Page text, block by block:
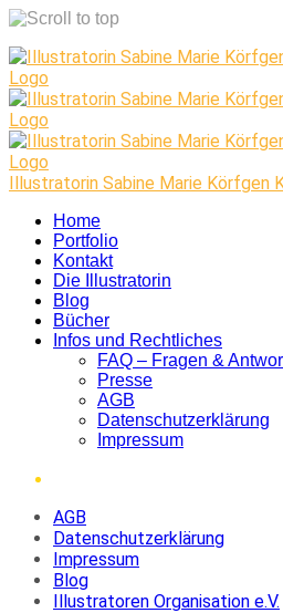
Skip
to
content
Illustratorin Sabine Marie Körfgen
Home
Portfolio
Kontakt
Die Illustratorin
Blog
Bücher
Infos und Rechtliches
FAQ – Fragen &
Presse
AGB
Datenschutzerklärung
Impressum
AGB
Datenschutzerklärung
Impressum
Blog
Illustratoren Organisation e.V.